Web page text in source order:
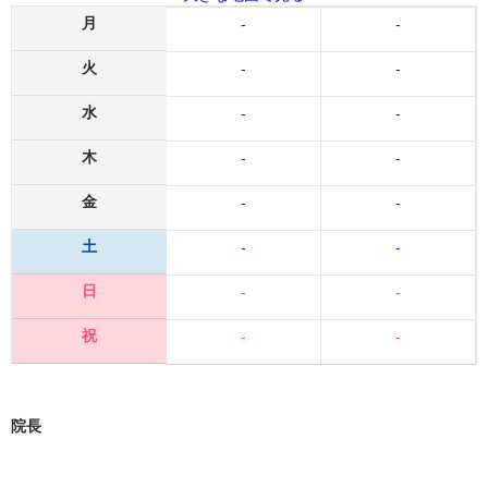
月
火
水
木
金
土
日
祝
-
-
-
-
-
-
-
-
-
-
-
-
-
-
-
-
院長